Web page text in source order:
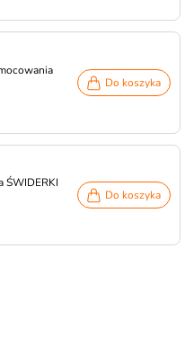
Do koszyka
ŚWIDERKI
Do koszyka